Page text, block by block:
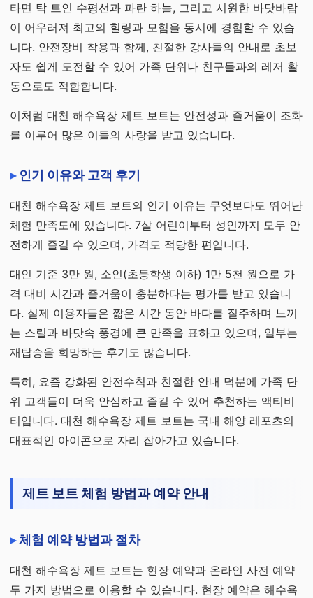
타면 탁 트인 수평선과 파란 하늘, 그리고 시원한 바닷바람
이 어우러져 최고의 힐링과 모험을 동시에 경험할 수 있습
니다. 안전장비 착용과 함께, 친절한 강사들의 안내로 초보
자도 쉽게 도전할 수 있어 가족 단위나 친구들과의 레저 활
동으로도 적합합니다.
이처럼 대천 해수욕장 제트 보트는 안전성과 즐거움이 조화
를 이루어 많은 이들의 사랑을 받고 있습니다.
인기 이유와 고객 후기
대천 해수욕장 제트 보트의 인기 이유는 무엇보다도 뛰어난
체험 만족도에 있습니다. 7살 어린이부터 성인까지 모두 안
전하게 즐길 수 있으며, 가격도 적당한 편입니다.
대인 기준 3만 원, 소인(초등학생 이하) 1만 5천 원으로 가
격 대비 시간과 즐거움이 충분하다는 평가를 받고 있습니
다. 실제 이용자들은 짧은 시간 동안 바다를 질주하며 느끼
는 스릴과 바닷속 풍경에 큰 만족을 표하고 있으며, 일부는
재탑승을 희망하는 후기도 많습니다.
특히, 요즘 강화된 안전수칙과 친절한 안내 덕분에 가족 단
위 고객들이 더욱 안심하고 즐길 수 있어 추천하는 액티비
티입니다. 대천 해수욕장 제트 보트는 국내 해양 레포츠의
대표적인 아이콘으로 자리 잡아가고 있습니다.
제트 보트 체험 방법과 예약 안내
체험 예약 방법과 절차
대천 해수욕장 제트 보트는 현장 예약과 온라인 사전 예약
두 가지 방법으로 이용할 수 있습니다. 현장 예약은 해수욕